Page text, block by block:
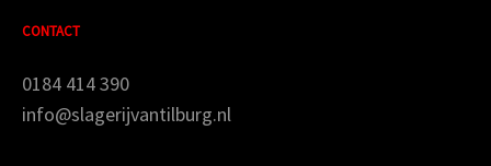
CONTACT
0184 414 390
info@slagerijvantilburg.nl